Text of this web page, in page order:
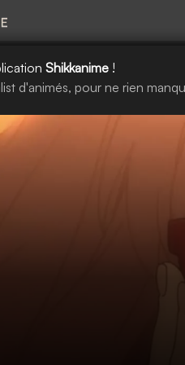
Shikkanime !
d'animés, pour ne rien